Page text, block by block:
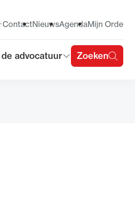
submenu voor
advocatuur Zoeken
ContactNieuwsAgendaMijn Orde